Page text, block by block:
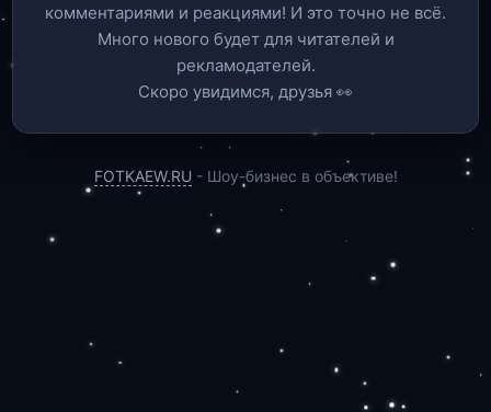
комментариями и реакциями! И это точно не всё.
Много нового будет для читателей и
рекламодателей.
Скоро увидимся, друзья 👀
FOTKAEW.RU - Шоу-бизнес в объективе!